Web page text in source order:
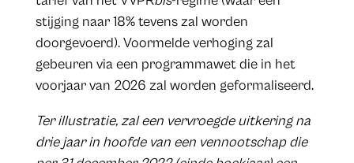
stijging naar 18% tevens zal worden
doorgevoerd). Voormelde verhoging zal
gebeuren via een programmawet die in het
voorjaar van 2026 zal worden geformaliseerd.
Ter illustratie, zal een vervroegde uitkering na
drie jaar in hoofde van een vennootschap die